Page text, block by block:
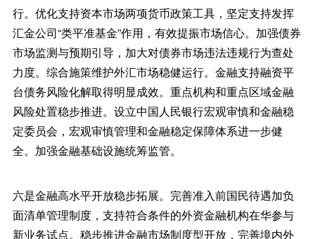
行。优化支持资本市场两项货币政策工具，坚定支持发挥
汇金公司“类平准基金”作用，有效提振市场信心。加强债券
市场监测与预期引导，加大对债券市场违法违规行为查处
力度。综合施策维护外汇市场稳健运行。金融支持融资平
台债务风险化解取得明显成效。重点机构和重点区域金融
风险处置稳步推进。设立中国人民银行宏观审慎和金融稳
定委员会，宏观审慎管理和金融稳定保障体系进一步健
全。加强金融基础设施统筹监管。
六是金融高水平开放稳步拓展。完善准入前国民待遇加负
面清单管理制度，支持符合条件的外资金融机构在华参与
新业务试点。稳步推进金融市场制度型开放，完善境内外